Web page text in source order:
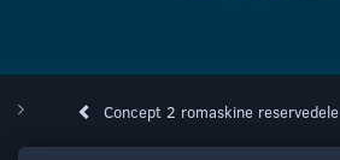
Concept 2 romaskine reservedele